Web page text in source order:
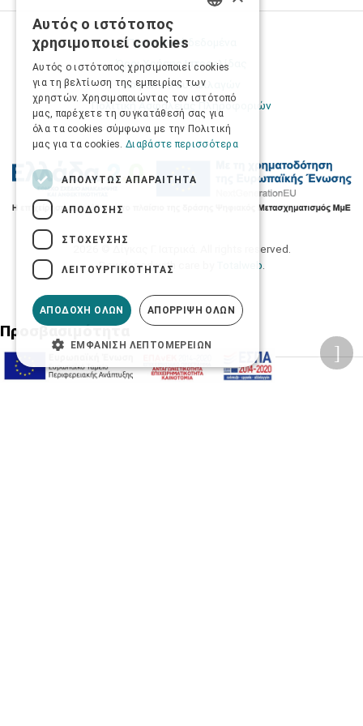
Προσωπικά δεδομένα
Όροι Χρήσης Ιστοσελίδας
Ασφάλεια συναλλαγών
Πολιτική Ασφάλειας Πληροφοριών
2026 © Δίγκας Γ. Ιατρικά. All rights reserved.
Developed with care by
Totalweb
Προσβασιμότητα
Αλλαγή Μεγέθους
Αυτός ο ιστότοπος
χρησιμοποιεί cookies
Αυτός ο ιστότοπος χρησιμοποιεί cookies
για τη βελτίωση της εμπειρίας των
χρηστών. Χρησιμοποιώντας τον ιστότοπό
μας, παρέχετε τη συγκατάθεσή σας για
όλα τα cookies σύμφωνα με την Πολιτική
μας για τα cookies. Διαβάστε περισσότερα
ΑΠΟΛΎΤΩΣ ΑΠΑΡΑΊΤΗΤΑ
ΑΠΌΔΟΣΗΣ
ΣΤΌΧΕΥΣΗΣ
ΛΕΙΤΟΥΡΓΙΚΌΤΗΤΑΣ
ΑΠΟΔΟΧΉ ΌΛΩΝ ΑΠΌΡΡΙΨΗ ΌΛΩΝ
ΕΜΦΆΝΙΣΗ ΛΕΠΤΟΜΕΡΕΙΏΝ